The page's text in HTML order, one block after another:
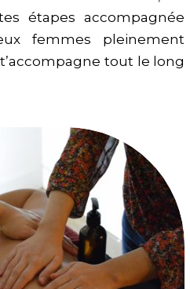
étapes accompagnée
femmes pleinement
tout le long